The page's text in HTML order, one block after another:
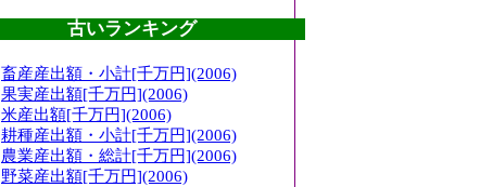
古いランキング
畜産産出額・小計[千万円](2006)
果実産出額[千万円](2006)
米産出額[千万円](2006)
耕種産出額・小計[千万円](2006)
農業産出額・総計[千万円](2006)
野菜産出額[千万円](2006)